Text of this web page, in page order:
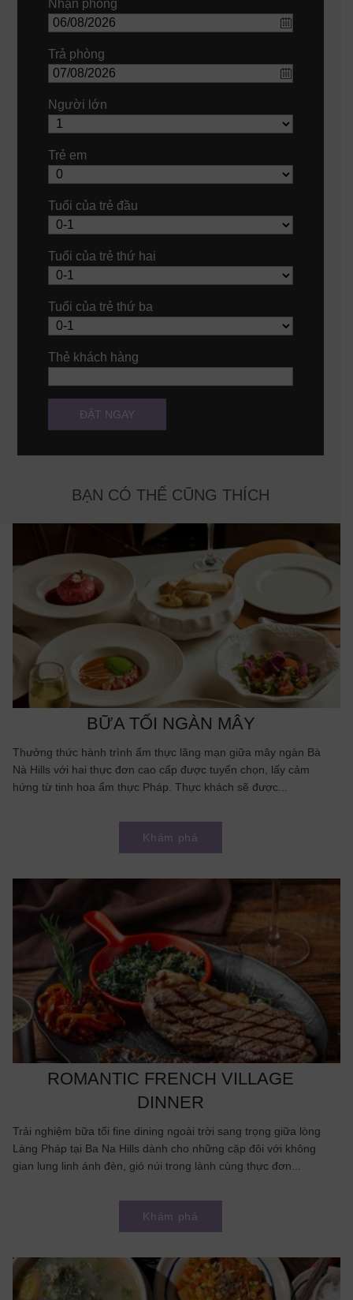
Nhận phòng
Trả phòng
Người lớn
Trẻ em
Tuổi của trẻ đầu
Tuổi của trẻ thứ hai
Tuổi của trẻ thứ ba
Thẻ khách hàng
BẠN CÓ THỂ CŨNG THÍCH
BỮA TỐI NGÀN MÂY
Thưởng thức hành trình ẩm thực lãng mạn giữa mây ngàn Bà
Nà Hills với hai thực đơn cao cấp được tuyển chọn, lấy cảm
hứng từ tinh hoa ẩm thực Pháp. Thực khách sẽ được...
Khám phá
ROMANTIC FRENCH VILLAGE
DINNER
Trải nghiệm bữa tối fine dining ngoài trời sang trọng giữa lòng
Làng Pháp tại Ba Na Hills dành cho những cặp đôi với không
gian lung linh ánh đèn, gió núi trong lành cùng thực đơn...
Khám phá